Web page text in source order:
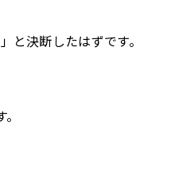
決断したはずです。